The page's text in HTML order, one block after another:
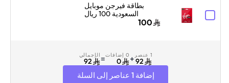
بطاقة فيرجن موبايل
السعودية 100 ريال
سعودي إرسال الرمز100
1 عنصر
92
+ 0 إضافات
0
= الإجمالي
92
إضافة 1 عناصر إلى السلة